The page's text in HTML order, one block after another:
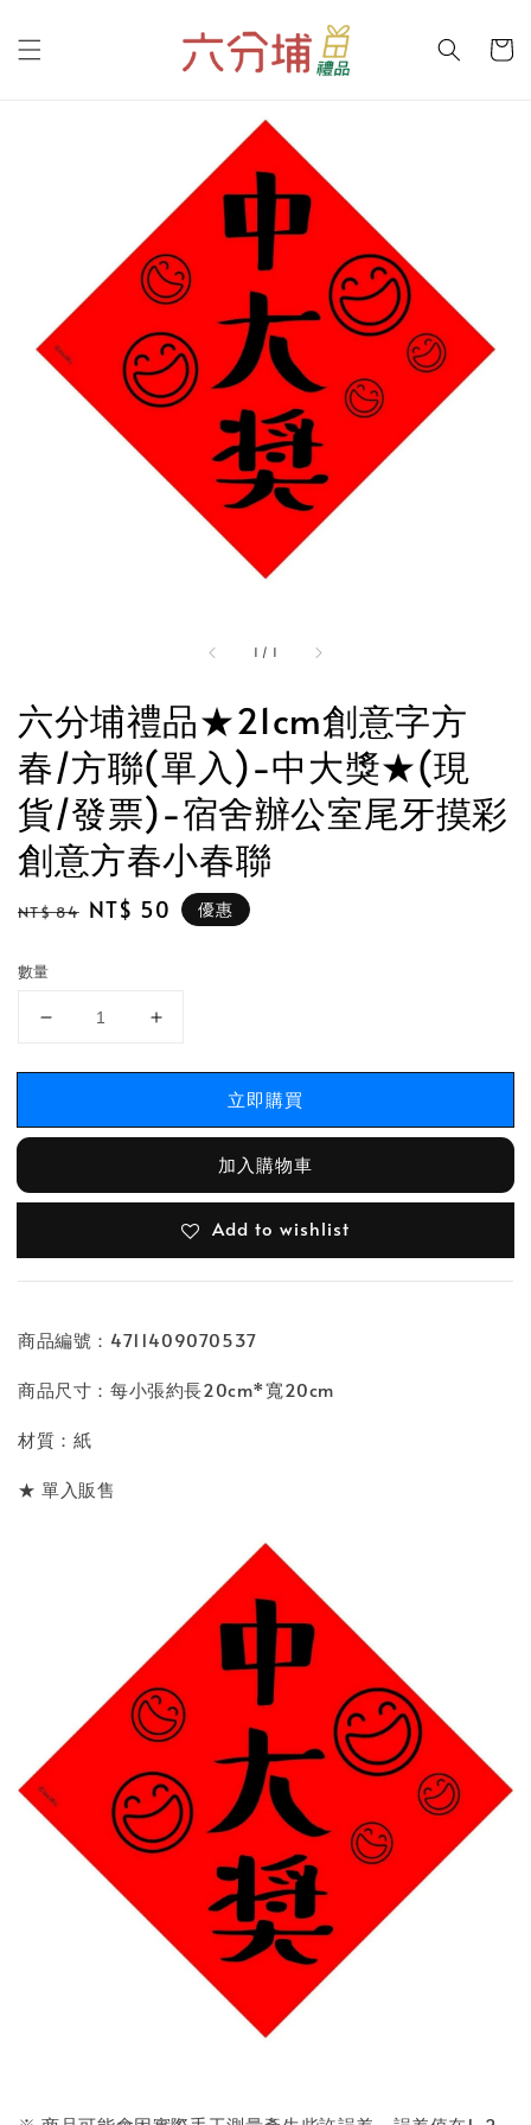
1 / 1
六分埔禮品★21cm創意字方
春/方聯(單入)-中大獎★(現
貨/發票)-宿舍辦公室尾牙摸彩
創意方春小春聯
Regular
NT$ 84 Sale
NT$ 50 優惠
數量
立即購買
加入購物車
Add to wishlist
商品編號：4711409070537
商品尺寸：每小張約長20cm*寬20cm
材質：紙
★ 單入販售